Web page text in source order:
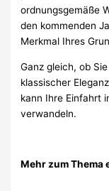
ordnungsgemäße
den kommenden
Merkmal Ihres
Ganz gleich, ob
klassischer
kann Ihre Einfahrt
verwandeln.
Mehr zum Thema